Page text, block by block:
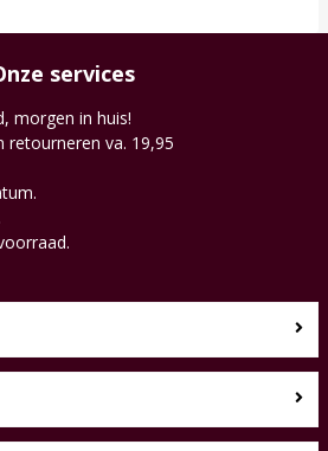
services
morgen in huis!
retourneren va. 19,95